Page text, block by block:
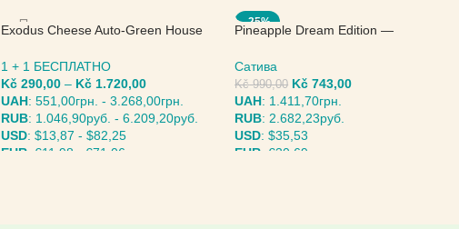
Exodus Cheese Auto-Green House
1 + 1 БЕСПЛАТНО
Kč 290,00 – Kč 1.720,00
UAH:551,00грн. -3.268,00грн.
RUB: 1.046,90руб. -6.209,20руб.
USD:$13,87 -$82,25
EUR €11,98 €71,06
-25%
Pineapple Dream Edition —
Сатива
Kč990,00 Kč 743,00
UAH: 1.411,70грн.
RUB: 2.682,23руб.
USD:$35,53
EUR €30,69